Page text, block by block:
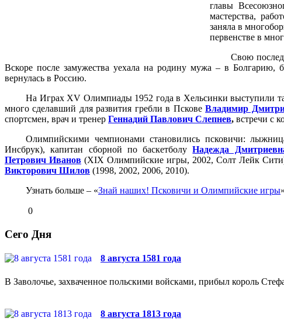
главы
мастерства,
заняла в
первенстве в
Свою
Вскоре после замужества уехала на родину мужа – в
вернулась в Россию.
На Играх XV Олимпиады 1952 года в Хельсинки выступили
много сделавший для развития гребли в ПсковеВладимир
спортсмен, врач и тренер Геннадий Павлович Слепнев, встречи с
Олимпийскими чемпионами становились псковичи:
Инсбрук), капитан сборной по баскетболуНадежда
Петрович Иванов (XIX Олимпийские игры, 2002, Солт Лейк
Викторович Шилов (1998, 2002, 2006, 2010).
Узнать больше – «Знай наших! Псковичи и Олимпийские игры
0
Сего Дня
8 августа 1581 года
В Заволочье, захваченное польскими войсками, прибыл король
8 августа 1813 года